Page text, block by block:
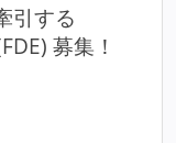
引する
募集！